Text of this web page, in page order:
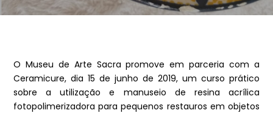
O Museu de Arte Sacra promove em parceria com a
Ceramicure, dia 15 de junho de 2019, um curso prático
sobre a utilização e manuseio de resina acrílica
fotopolimerizadora para pequenos restauros em objetos